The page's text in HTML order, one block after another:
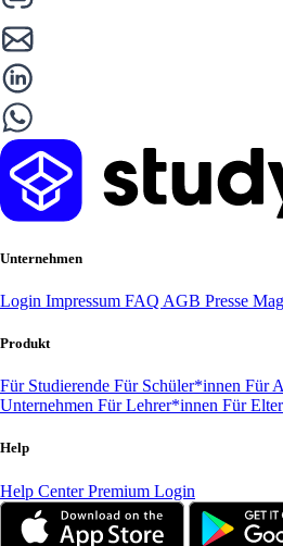
Unternehmen
Login Impressum FAQ AGB Presse
Produkt
Für Studierende Für Schüler*innen Für
Unternehmen Für Lehrer*innen Für
Help
Help CenterPremium Login